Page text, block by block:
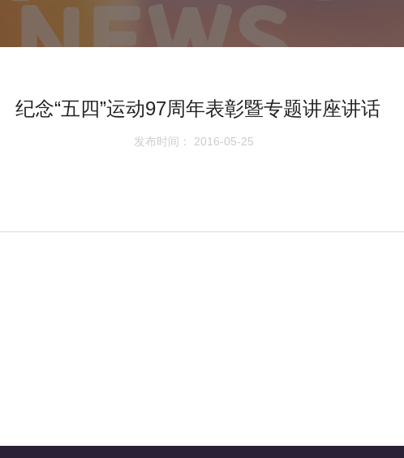
纪念“五四”运动97周年表彰暨专题讲座讲话
发布时间： 2016-05-25